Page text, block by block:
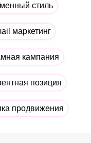
стиль
маркетинг
кампания
позиция
продвижения